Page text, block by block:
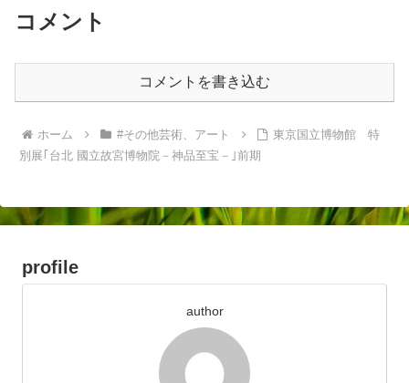
コメント
コメントを書き込む
ホーム #その他芸術、アート
東京国立博物館 特
別展｢台北 國立故宮博物院－神品至宝－｣前期
profile
author